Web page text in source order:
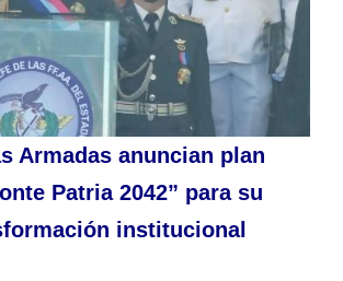
Armadas anuncian plan
Patria 2042” para su
institucional